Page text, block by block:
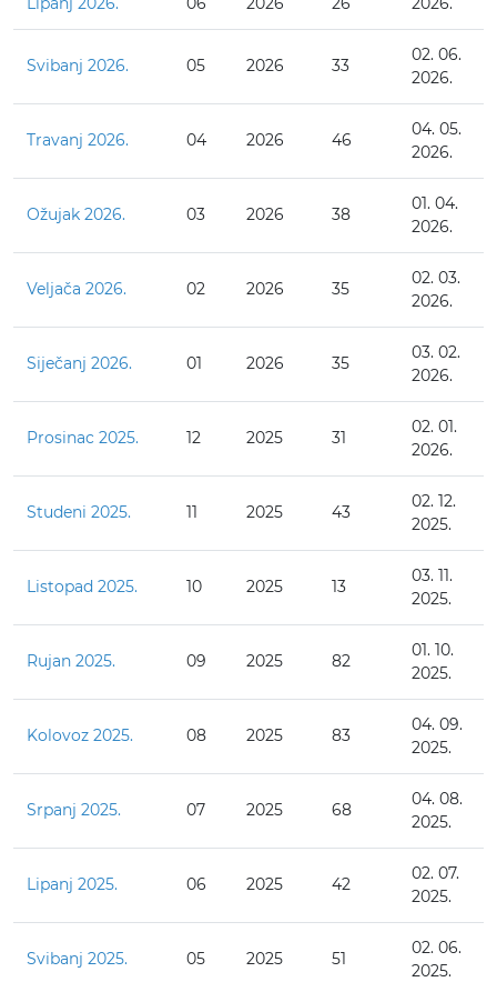
Svibanj 2026. 05 2026 33
02. 06.
2026.
Travanj 2026. 04 2026 46
04. 05.
2026.
Ožujak 2026. 03 2026 38
01. 04.
2026.
Veljača 2026. 02 2026 35
02. 03.
2026.
Siječanj 2026. 01 2026 35
03. 02.
2026.
Prosinac 2025. 12 2025 31
02. 01.
2026.
Studeni 2025. 11 2025 43
02. 12.
2025.
Listopad 2025. 10 2025 13
03. 11.
2025.
Rujan 2025. 09 2025 82
01. 10.
2025.
Kolovoz 2025. 08 2025 83
04. 09.
2025.
Srpanj 2025. 07 2025 68
04. 08.
2025.
Lipanj 2025. 06 2025 42
02. 07.
2025.
Svibanj 2025. 05 2025 51
02. 06.
2025.